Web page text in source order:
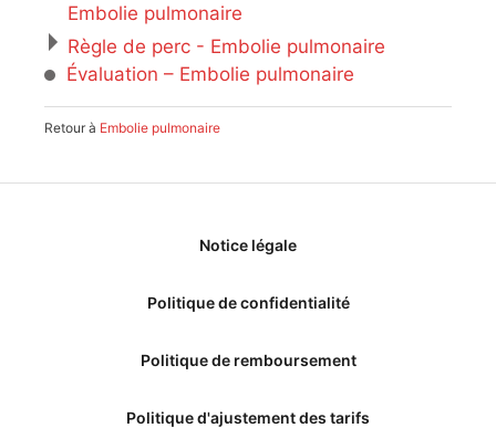
Embolie pulmonaire
Règle de perc - Embolie pulmonaire
Évaluation – Embolie pulmonaire
Retour à Embolie pulmonaire
Notice légale
Politique de confidentialité
Politique de remboursement
Politique d'ajustement des tarifs